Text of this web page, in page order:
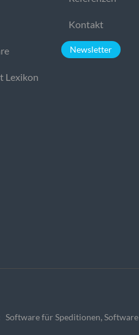
Lexikon
Kontakt
Newsletter
Software für Speditionen,